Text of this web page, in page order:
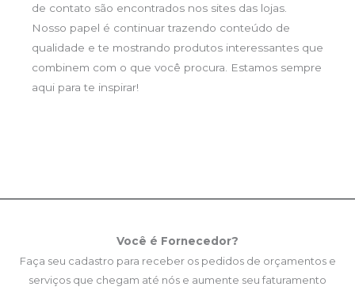
de contato são encontrados nos sites das lojas.
Nosso papel é continuar trazendo conteúdo de
qualidade e te mostrando produtos interessantes que
combinem com o que você procura. Estamos sempre
aqui para te inspirar!
Você é Fornecedor?
Faça seu cadastro para receber os pedidos de orçamentos e
serviços que chegam até nós e aumente seu faturamento